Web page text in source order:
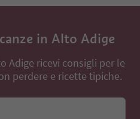
in Alto Adige
Adige ricevi consigli per le
perdere e ricette tipiche.